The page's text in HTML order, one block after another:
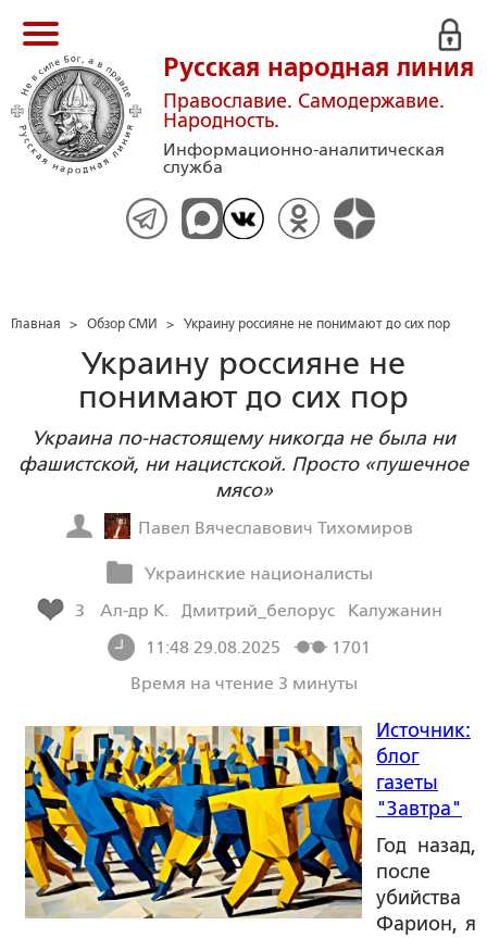
Русская народная линия
Православие. Самодержавие.
Народность.
Информационно-аналитическая
служба
Главная > Обзор СМИ > Украину россияне не понимают до сих пор
Украину россияне не
понимают до сих пор
Украина по-настоящему никогда не была ни
фашистской, ни нацистской. Просто «пушечное
мясо»
Павел Вячеславович Тихомиров
Украинские националисты
3
Ал-др К. Дмитрий_белорус
Калужанин
11:48 29.08.2025
1701
Время на чтение 3 минуты
Источник:
блог
газеты
"Завтра"
Год назад,
после
убийства
Фарион, я